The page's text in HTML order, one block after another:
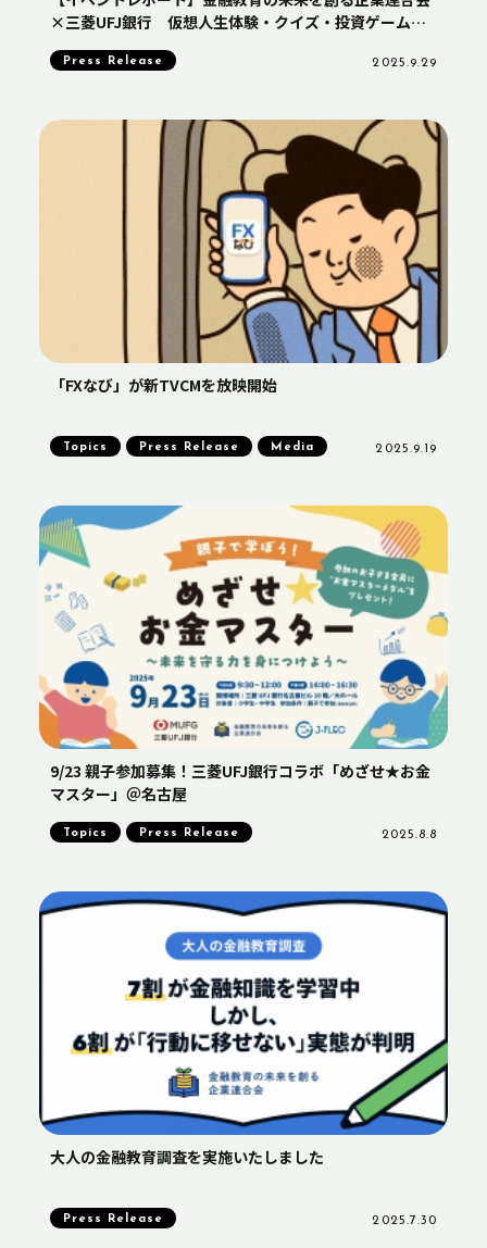
×三菱UFJ銀行 仮想人生体験・クイズ・投資ゲームで
Press Release 2025.9.29
「FXなび」が新TVCMを放映開始
Topics Press Release Media 2025.9.19
9/23 親子参加募集！三菱UFJ銀行コラボ「めざせ★お金
マスター」＠名古屋
Topics Press Release 2025.8.8
大人の金融教育調査を実施いたしました
Press Release 2025.7.30